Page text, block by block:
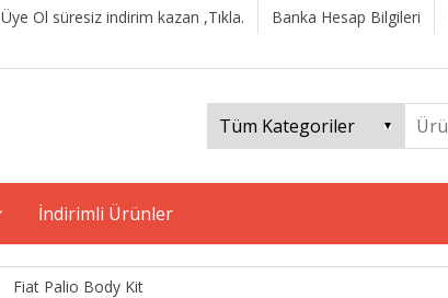
Üye Ol süresiz indirim kazan ,Tıkla. Banka Hesap Bilgileri
İndirimli Ürünler
Fiat Palio Body Kit